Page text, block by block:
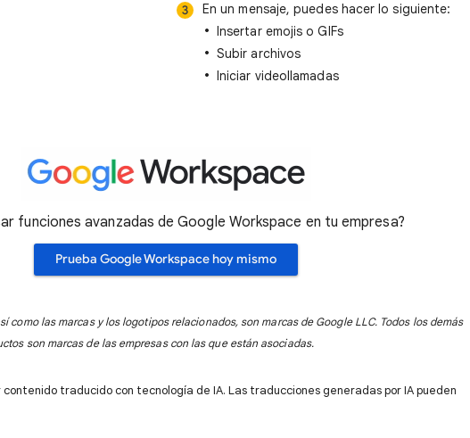
En un mensaje, puedes hacer lo siguiente:
Insertar emojis o GIFs
Subir archivos
Iniciar videollamadas
funciones avanzadas de Google Workspace en tu empresa?
Prueba Google Workspace hoy mismo
como las marcas y los logotipos relacionados, son marcas de Google LLC. Todos los demás
son marcas de las empresas con las que están asociadas.
traducido con tecnología de IA. Las traducciones generadas por IA pueden